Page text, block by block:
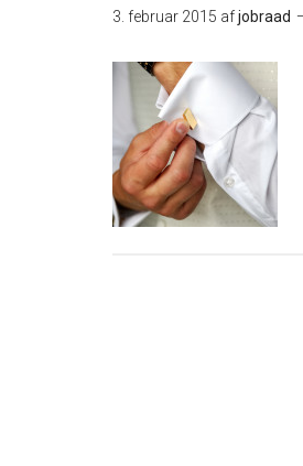
3. februar 2015 afjobraad